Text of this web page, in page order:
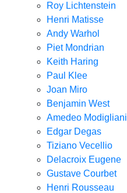
Roy Lichtenstein
Henri Matisse
Andy Warhol
Piet Mondrian
Keith Haring
Paul Klee
Joan Miro
Benjamin West
Amedeo Modigliani
Edgar Degas
Tiziano Vecellio
Delacroix Eugene
Gustave Courbet
Henri Rousseau